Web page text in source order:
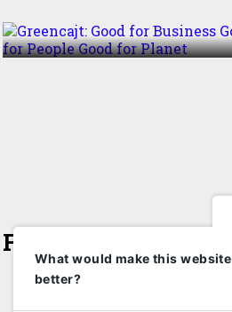
Face
What would make this website
better?